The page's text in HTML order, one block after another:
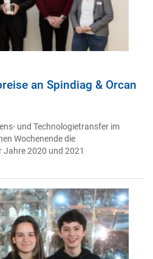
an Spindiag & Orcan
und Technologietransfer im
Wochenende die
Jahre 2020 und 2021